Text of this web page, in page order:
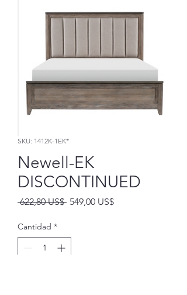
SKU: 1412K-1EK*
Newell-EK
DISCONTINUED
622,80 US$ Precio
549,00 US$Precio
Cantidad *